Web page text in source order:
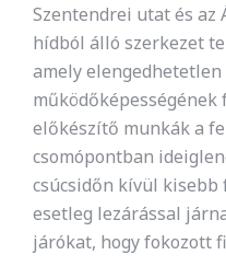
Szentendrei utat és az
hídból álló szerkezet
amely
működőképességének
előkészítő munkák a
csomópontban
csúcsidőn kívül
esetleg lezárással
járókat, hogy fokozott